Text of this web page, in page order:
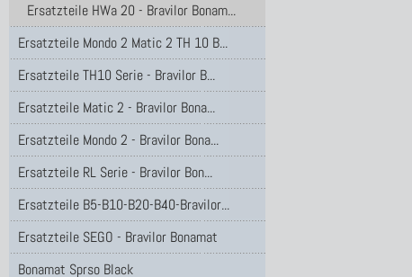
Ersatzteile HWa 20 - Bravilor Bonam...
Ersatzteile Mondo 2 Matic 2 TH 10 B...
Ersatzteile TH10 Serie - Bravilor B...
Ersatzteile Matic 2 - Bravilor Bona...
Ersatzteile Mondo 2 - Bravilor Bona...
Ersatzteile RL Serie - Bravilor Bon...
Ersatzteile B5-B10-B20-B40-Bravilor...
Ersatzteile SEGO - Bravilor Bonamat
Bonamat Sprso Black